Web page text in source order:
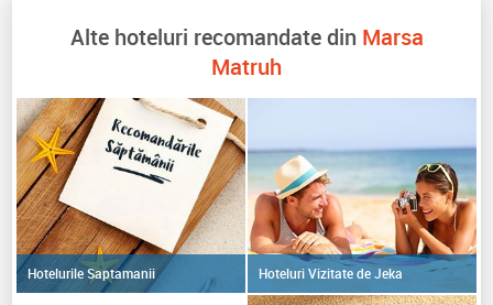
Alte hoteluri recomandate din Marsa
Matruh
Hotelurile Saptamanii Hoteluri Vizitate de Jeka